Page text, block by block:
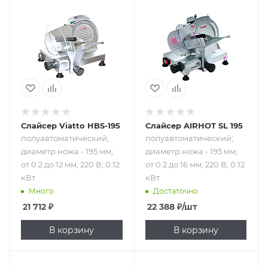
диаметр ножа -
195 мм; от 0.2 до 12
мм; 220 В; 0.12 кВт
Слайсер Viatto HBS-195
полуавтоматический;
диаметр ножа - 195 мм;
от 0.2 до 12 мм; 220 В; 0.12
кВт
Много
21 712 ₽
В корзину
полуавтоматический;
диаметр ножа -
195 мм; от 0.2 до 16
мм; 220 В; 0.12 кВт
Слайсер AIRHOT SL 195
полуавтоматический;
диаметр ножа - 195 мм;
от 0.2 до 16 мм; 220 В; 0.12
кВт
Достаточно
22 388₽/шт
В корзину